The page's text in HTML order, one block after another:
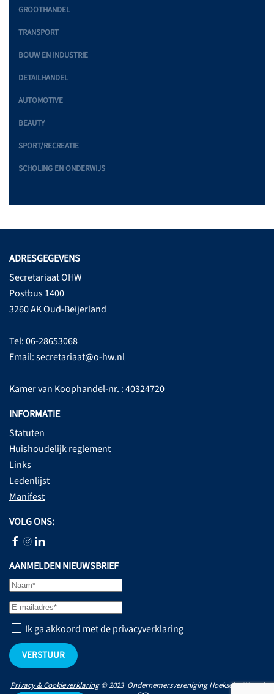
GROOTHANDEL
TRANSPORT
BOUW EN INDUSTRIE
DETAILHANDEL
AUTOMOTIVE
BEAUTY
SPORT/RECREATIE
SCHOLING EN ONDERWIJS
ADRESGEGEVENS
Secretariaat OHW
Postbus 1400
3260 AK Oud-Beijerland
Tel: 06-28653068
Email:secretariaat@o-hw.nl
Kamer van Koophandel-nr. : 40324720
INFORMATIE
Statuten
Huishoudelijk reglement
Links
Ledenlijst
Manifest
VOLG ONS:
AANMELDEN NIEUWSBRIEF
Ik ga akkoord met de privacyverklaring
VERSTUUR
Privacy & Cookieverklaring© 2023 Ondernemersvereniging Hoeksche Waard